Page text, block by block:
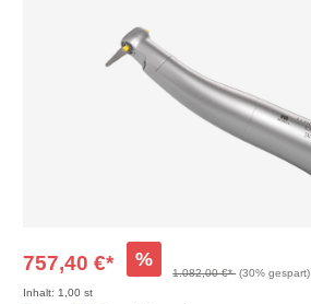
757,40 €* %
1.082,00 €* (30% gespart)
Inhalt: 1,00 st